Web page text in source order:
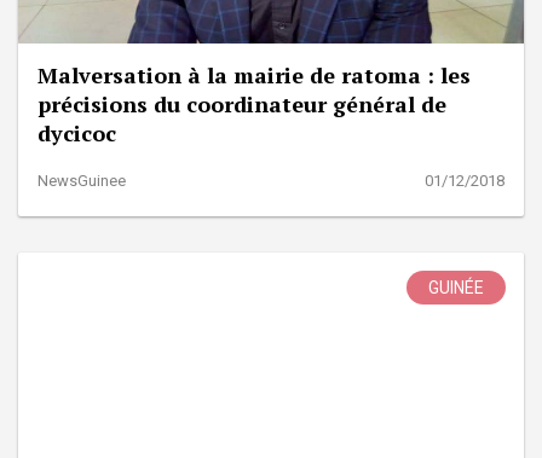
Malversation à la mairie de ratoma : les
précisions du coordinateur général de
dycicoc
NewsGuinee 01/12/2018
GUINÉE